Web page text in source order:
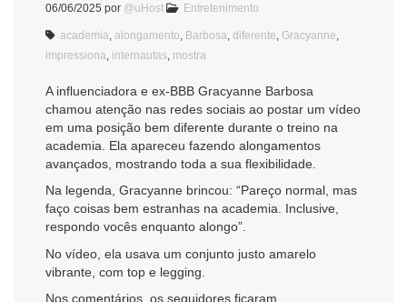
06/06/2025 por @uHost Entretenimento
academia alongamento Barbosa diferente Gracyanne
impressiona internautas mostra
A influenciadora e ex-BBB Gracyanne Barbosa
chamou atenção nas redes sociais ao postar um vídeo
em uma posição bem diferente durante o treino na
academia. Ela apareceu fazendo alongamentos
avançados, mostrando toda a sua flexibilidade.
Na legenda, Gracyanne brincou: “Pareço normal, mas
faço coisas bem estranhas na academia. Inclusive,
respondo vocês enquanto alongo”.
No vídeo, ela usava um conjunto justo amarelo
vibrante, com top e legging.
Nos comentários, os seguidores ficaram